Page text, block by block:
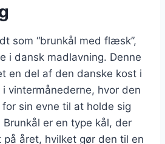
som “brunkål med flæsk”,
i dansk madlavning. Denne
en del af den danske kost i
vintermånederne, hvor den
sin evne til at holde sig
er en type kål, der
året, hvilket gør den til en